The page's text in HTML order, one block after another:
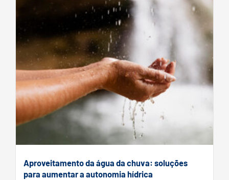
Aproveitamento da água da chuva: soluções
para aumentar a autonomia hídrica